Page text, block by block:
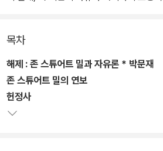
저자인 밀은 말한다. “개인의 자유는 자신
사람들을 해치지 않는 모든 범위에서 절대
일반적인 도덕적 판단은 개인의 자유를 제
장을 정리하면 이렇다. 시민으로서 개인은
다른 사람들에게 해를 끼치지 않는 범위에
목차
해제 : 존 스튜어트 밀과 자유론 * 박문재
존 스튜어트 밀의 연보
헌정사